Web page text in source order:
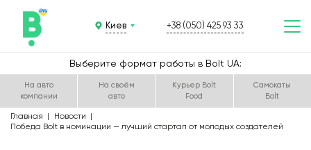
Киев +38 (050) 425 93 33
Выберите формат работы в Bolt UA:
На авто
компании
На своём
авто
Курьер Bolt
Food
Самокаты
Bolt
Главная
Новости
Победа Bolt в номинации — лучший стартап от молодых создателей